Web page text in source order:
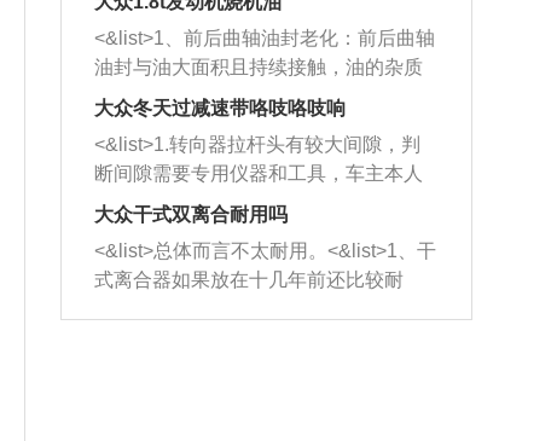
西取出来。但如果是因为积碳过多引起
的堵塞，就需要将三元催化器泡在草酸
洗剂对堵塞的情况得到解决，将清洗剂
放在燃油箱中，与燃油混合后，车辆启
动时，就可以和汽油一起进入到燃烧
室，最后形成废气排出，就可以让三元
催化器得到清洗，排气管堵塞的情况就
能够得到解决。
一圈半的练习，往右同样也要打相同的
圈数。 <&list>3、最后强调要反复练
习，这样就可以形成肌肉记忆，在真实
驾驶车辆时，不需要记忆也能打好方
向。
<&list>1、前后曲轴油封老化：前后曲轴
油封与油大面积且持续接触，油的杂质
和发动机内持续温度变化使其密封效果
逐渐减弱，导致渗油或漏油。<&list>2、
活塞间隙过大：积碳会使活塞环与缸体
的间隙扩大，导致机油流入燃烧室中，
造成烧机油。<&list>3、机油粘度。使用
机油粘度过小的话，同样会有烧机油现
象，机油粘度过小具有很好的流动性，
大众冬天过减速带咯吱咯吱响
<&list>1.转向器拉杆头有较大间隙，判
断间隙需要专用仪器和工具，车主本人
无法制作，需要将车辆送到修理厂或4s
店；<&list>2.车辆半轴套管防尘罩破
裂，破裂后会出现漏油现象，使半轴磨
损严重，磨损的半轴容易损坏，产生异
响；<&list>3.稳定器的转向胶套和球头
大众干式双离合耐用吗
<&list>总体而言不太耐用。<&list>1、干
式离合器如果放在十几年前还比较耐